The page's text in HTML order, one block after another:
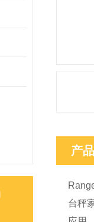
产
台秤